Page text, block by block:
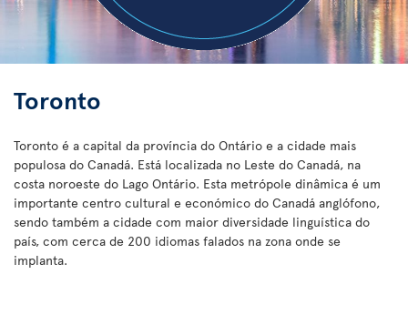
Toronto
Toronto é a capital da província do Ontário e a cidade mais
populosa do Canadá. Está localizada no Leste do Canadá, na
costa noroeste do Lago Ontário. Esta metrópole dinâmica é um
importante centro cultural e económico do Canadá anglófono,
sendo também a cidade com maior diversidade linguística do
país, com cerca de 200 idiomas falados na zona onde se
implanta.